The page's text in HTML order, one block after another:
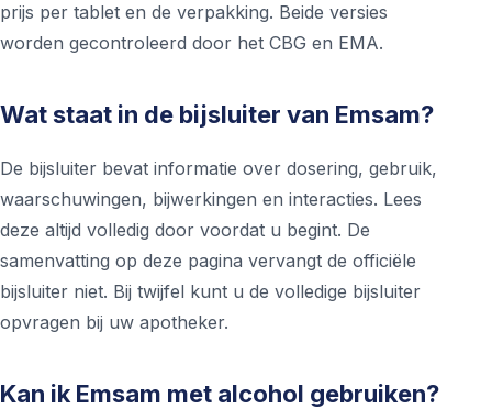
prijs per tablet en de verpakking. Beide versies
worden gecontroleerd door het CBG en EMA.
Wat staat in de bijsluiter van Emsam?
De bijsluiter bevat informatie over dosering, gebruik,
waarschuwingen, bijwerkingen en interacties. Lees
deze altijd volledig door voordat u begint. De
samenvatting op deze pagina vervangt de officiële
bijsluiter niet. Bij twijfel kunt u de volledige bijsluiter
opvragen bij uw apotheker.
Kan ik Emsam met alcohol gebruiken?